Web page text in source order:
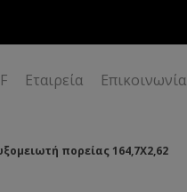
Εταιρεία Επικοινωνία
πορείας 164,7Χ2,62